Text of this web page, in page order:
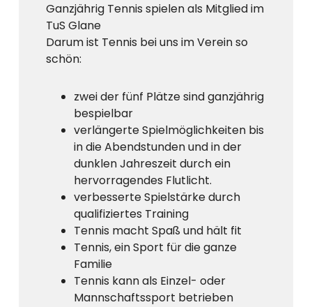
Ganzjährig Tennis spielen als Mitglied im
TuS Glane
Darum ist Tennis bei uns im Verein so
schön:
zwei der fünf Plätze sind ganzjährig
bespielbar
verlängerte Spielmöglichkeiten bis
in die Abendstunden und in der
dunklen Jahreszeit durch ein
hervorragendes Flutlicht.
verbesserte Spielstärke durch
qualifiziertes Training
Tennis macht Spaß und hält fit
Tennis, ein Sport für die ganze
Familie
Tennis kann als Einzel- oder
Mannschaftssport betrieben